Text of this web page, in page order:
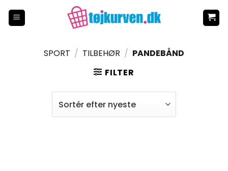
SPORT / TILBEHØR / PANDEBÅND
FILTER